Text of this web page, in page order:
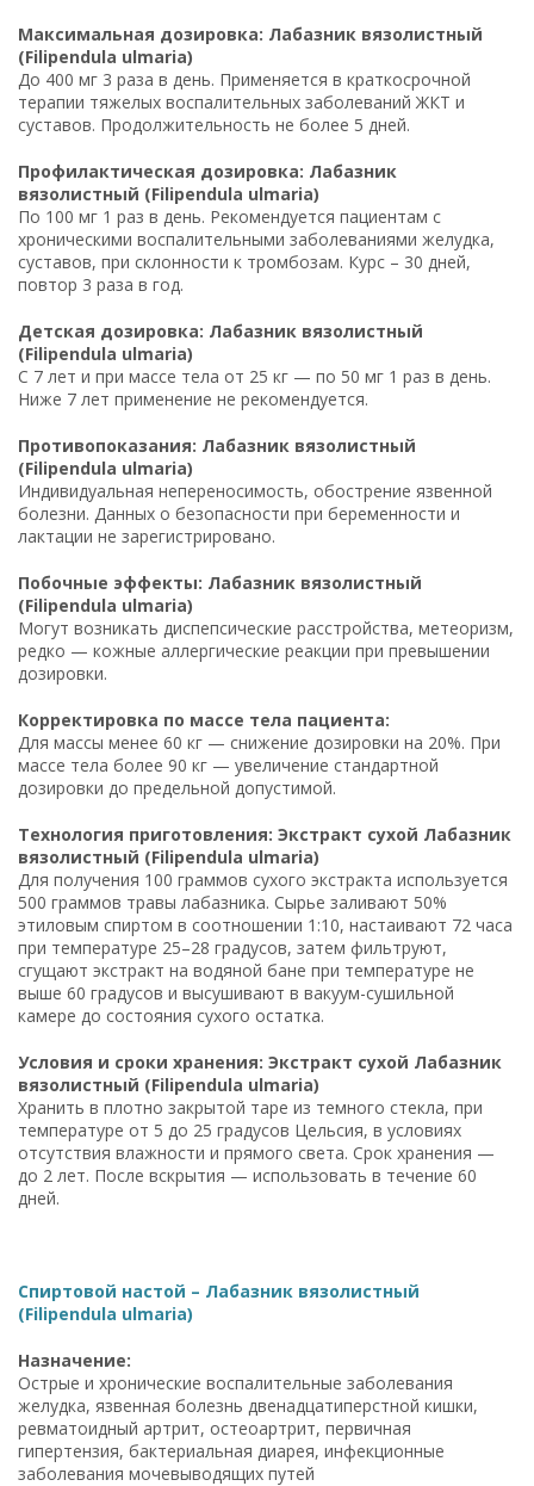
Максимальная дозировка: Лабазник вязолистный
(Filipendula ulmaria)
До 400 мг 3 раза в день. Применяется в краткосрочной
терапии тяжелых воспалительных заболеваний ЖКТ и
суставов. Продолжительность не более 5 дней.
Профилактическая дозировка: Лабазник
вязолистный (Filipendula ulmaria)
По 100 мг 1 раз в день. Рекомендуется пациентам с
хроническими воспалительными заболеваниями желудка,
суставов, при склонности к тромбозам. Курс – 30 дней,
повтор 3 раза в год.
Детская дозировка: Лабазник вязолистный
(Filipendula ulmaria)
С 7 лет и при массе тела от 25 кг — по 50 мг 1 раз в день.
Ниже 7 лет применение не рекомендуется.
Противопоказания: Лабазник вязолистный
(Filipendula ulmaria)
Индивидуальная непереносимость, обострение язвенной
болезни. Данных о безопасности при беременности и
лактации не зарегистрировано.
Побочные эффекты: Лабазник вязолистный
(Filipendula ulmaria)
Могут возникать диспепсические расстройства, метеоризм,
редко — кожные аллергические реакции при превышении
дозировки.
Корректировка по массе тела пациента:
Для массы менее 60 кг — снижение дозировки на 20%. При
массе тела более 90 кг — увеличение стандартной
дозировки до предельной допустимой.
Технология приготовления: Экстракт сухой Лабазник
вязолистный (Filipendula ulmaria)
Для получения 100 граммов сухого экстракта используется
500 граммов травы лабазника. Сырье заливают 50%
этиловым спиртом в соотношении 1:10, настаивают 72 часа
при температуре 25–28 градусов, затем фильтруют,
сгущают экстракт на водяной бане при температуре не
выше 60 градусов и высушивают в вакуум-сушильной
камере до состояния сухого остатка.
Условия и сроки хранения: Экстракт сухой Лабазник
вязолистный (Filipendula ulmaria)
Хранить в плотно закрытой таре из темного стекла, при
температуре от 5 до 25 градусов Цельсия, в условиях
отсутствия влажности и прямого света. Срок хранения —
до 2 лет. После вскрытия — использовать в течение 60
дней.
Спиртовой настой – Лабазник вязолистный
(Filipendula ulmaria)
Назначение:
Острые и хронические воспалительные заболевания
желудка, язвенная болезнь двенадцатиперстной кишки,
ревматоидный артрит, остеоартрит, первичная
гипертензия, бактериальная диарея, инфекционные
заболевания мочевыводящих путей